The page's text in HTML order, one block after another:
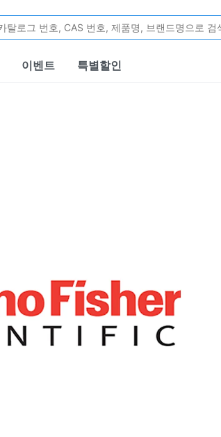
이벤트 특별할인